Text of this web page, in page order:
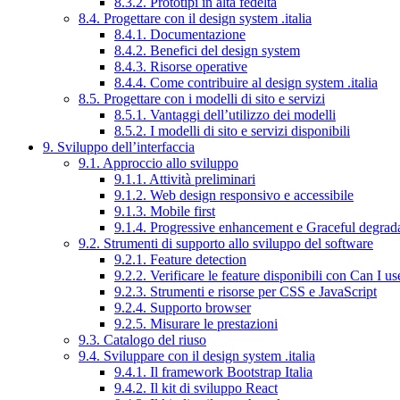
8.4. Progettare con il design system .italia
8.4.1. Documentazione
8.4.2. Benefici del design system
8.4.3. Risorse operative
8.4.4. Come contribuire al design system .italia
8.5. Progettare con i modelli di sito e servizi
8.5.1. Vantaggi dell’utilizzo dei modelli
8.5.2. I modelli di sito e servizi disponibili
9. Sviluppo dell’interfaccia
9.1. Approccio allo sviluppo
9.1.1. Attività preliminari
9.1.2. Web design responsivo e accessibile
9.1.3. Mobile first
9.1.4. Progressive enhancement e Graceful
9.2. Strumenti di supporto allo sviluppo del software
9.2.1. Feature detection
9.2.2. Verificare le feature disponibili con Can I
9.2.3. Strumenti e risorse per CSS e JavaScript
9.2.4. Supporto browser
9.2.5. Misurare le prestazioni
9.3. Catalogo del riuso
9.4. Sviluppare con il design system .italia
9.4.1. Il framework Bootstrap Italia
9.4.2. Il kit di sviluppo React